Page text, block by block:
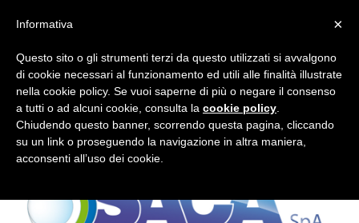
Home Tags Natale
×
Informativa
Questo sito o gli strumenti terzi da questo utilizzati si avvalgono
di cookie necessari al funzionamento ed utili alle finalità illustrate
nella cookie policy. Se vuoi saperne di più o negare il consenso
a tutti o ad alcuni cookie, consulta la cookie policy
Chiudendo questo banner, scorrendo questa pagina, cliccando
su un link o proseguendo la navigazione in altra maniera,
acconsenti all’uso dei cookie.